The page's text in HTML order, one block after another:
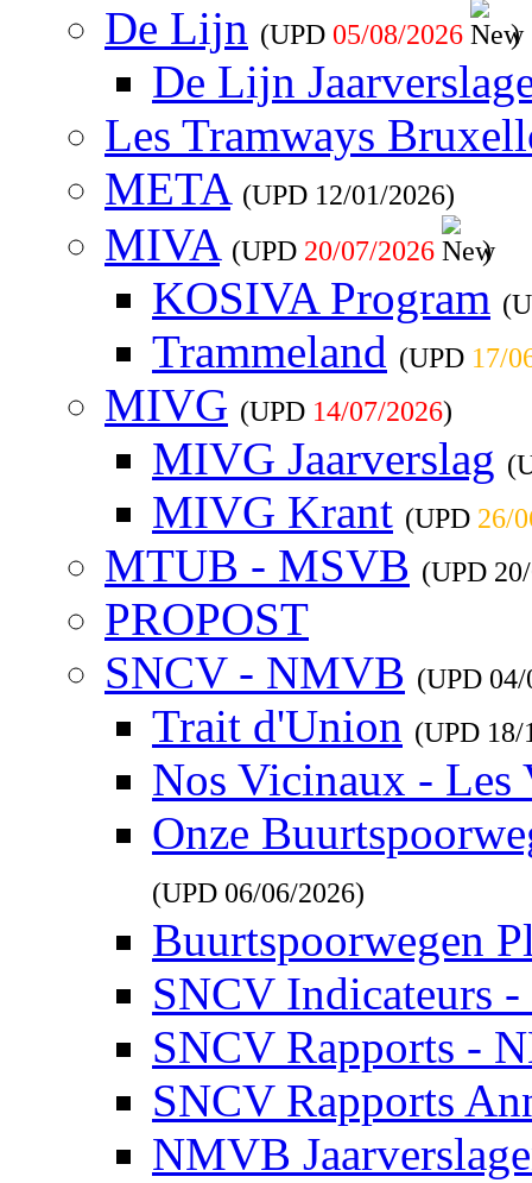
De Lijn (UPD 05/08/2026 )
De Lijn
Les Tramways
META (UPD 12/01/2026)
MIVA (UPD 20/07/2026 )
KOSIVA Program
Trammeland (UPD 17/
MIVG (UPD 14/07/2026)
MIVG Jaarverslag
MIVG Krant (UPD 26/
MTUB - MSVB (UPD
PROPOST
SNCV - NMVB (UPD
Trait d'Union (UPD 18/
Nos Vicinaux - Les
Onze
(UPD 06/06/2026)
Buurtspoorwegen
SNCV Indicateurs
SNCV Rapports -
SNCV Rapports
NMVB